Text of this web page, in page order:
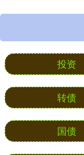
投资
转债
国债